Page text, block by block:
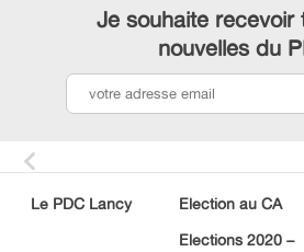
Youtube
Je souhaite recevoir
nouvelles du
Le PDC Lancy Election au CA
Elections 2020 –